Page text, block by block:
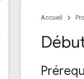
Accueil